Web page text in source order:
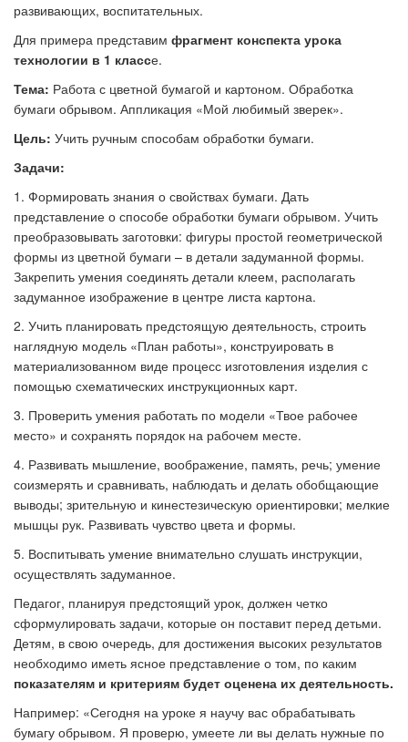
развивающих, воспитательных.
Для примера представим фрагмент конспекта урока
технологии в 1 классе.
Тема: Работа с цветной бумагой и картоном. Обработка
бумаги обрывом. Аппликация «Мой любимый зверек».
Цель: Учить ручным способам обработки бумаги.
Задачи:
1. Формировать знания о свойствах бумаги. Дать
представление о способе обработки бумаги обрывом. Учить
преобразовывать заготовки: фигуры простой геометрической
формы из цветной бумаги – в детали задуманной формы.
Закрепить умения соединять детали клеем, располагать
задуманное изображение в центре листа картона.
2. Учить планировать предстоящую деятельность, строить
наглядную модель «План работы», конструировать в
материализованном виде процесс изготовления изделия с
помощью схематических инструкционных карт.
3. Проверить умения работать по модели «Твое рабочее
место» и сохранять порядок на рабочем месте.
4. Развивать мышление, воображение, память, речь; умение
соизмерять и сравнивать, наблюдать и делать обобщающие
выводы; зрительную и кинестезическую ориентировки; мелкие
мышцы рук. Развивать чувство цвета и формы.
5. Воспитывать умение внимательно слушать инструкции,
осуществлять задуманное.
Педагог, планируя предстоящий урок, должен четко
сформулировать задачи, которые он поставит перед детьми.
Детям, в свою очередь, для достижения высоких результатов
необходимо иметь ясное представление о том, по каким
показателям и критериям будет оценена их деятельность.
Например: «Сегодня на уроке я научу вас обрабатывать
бумагу обрывом. Я проверю, умеете ли вы делать нужные по